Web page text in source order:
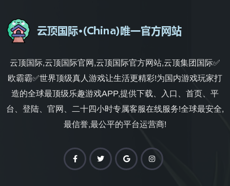
云顶国际,云顶国际官网,云顶国际官方网站,云顶集团国际✅
欧霸霸✅世界顶级真人游戏让生活更精彩!为国内游戏玩家打
造的全球最顶级乐趣游戏APP,提供下载、入口、首页、平
台、登陆、官网、二十四小时专属客服在线服务!全球最安全,
最信誉,最公平的平台运营商!